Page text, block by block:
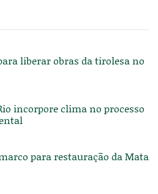
liberar obras da tirolesa no
incorpore clima no processo
para restauração da Mata